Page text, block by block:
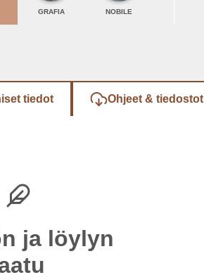
GRAFIA NOBILE
tiedot Ohjeet & tiedostot
ja löylyn